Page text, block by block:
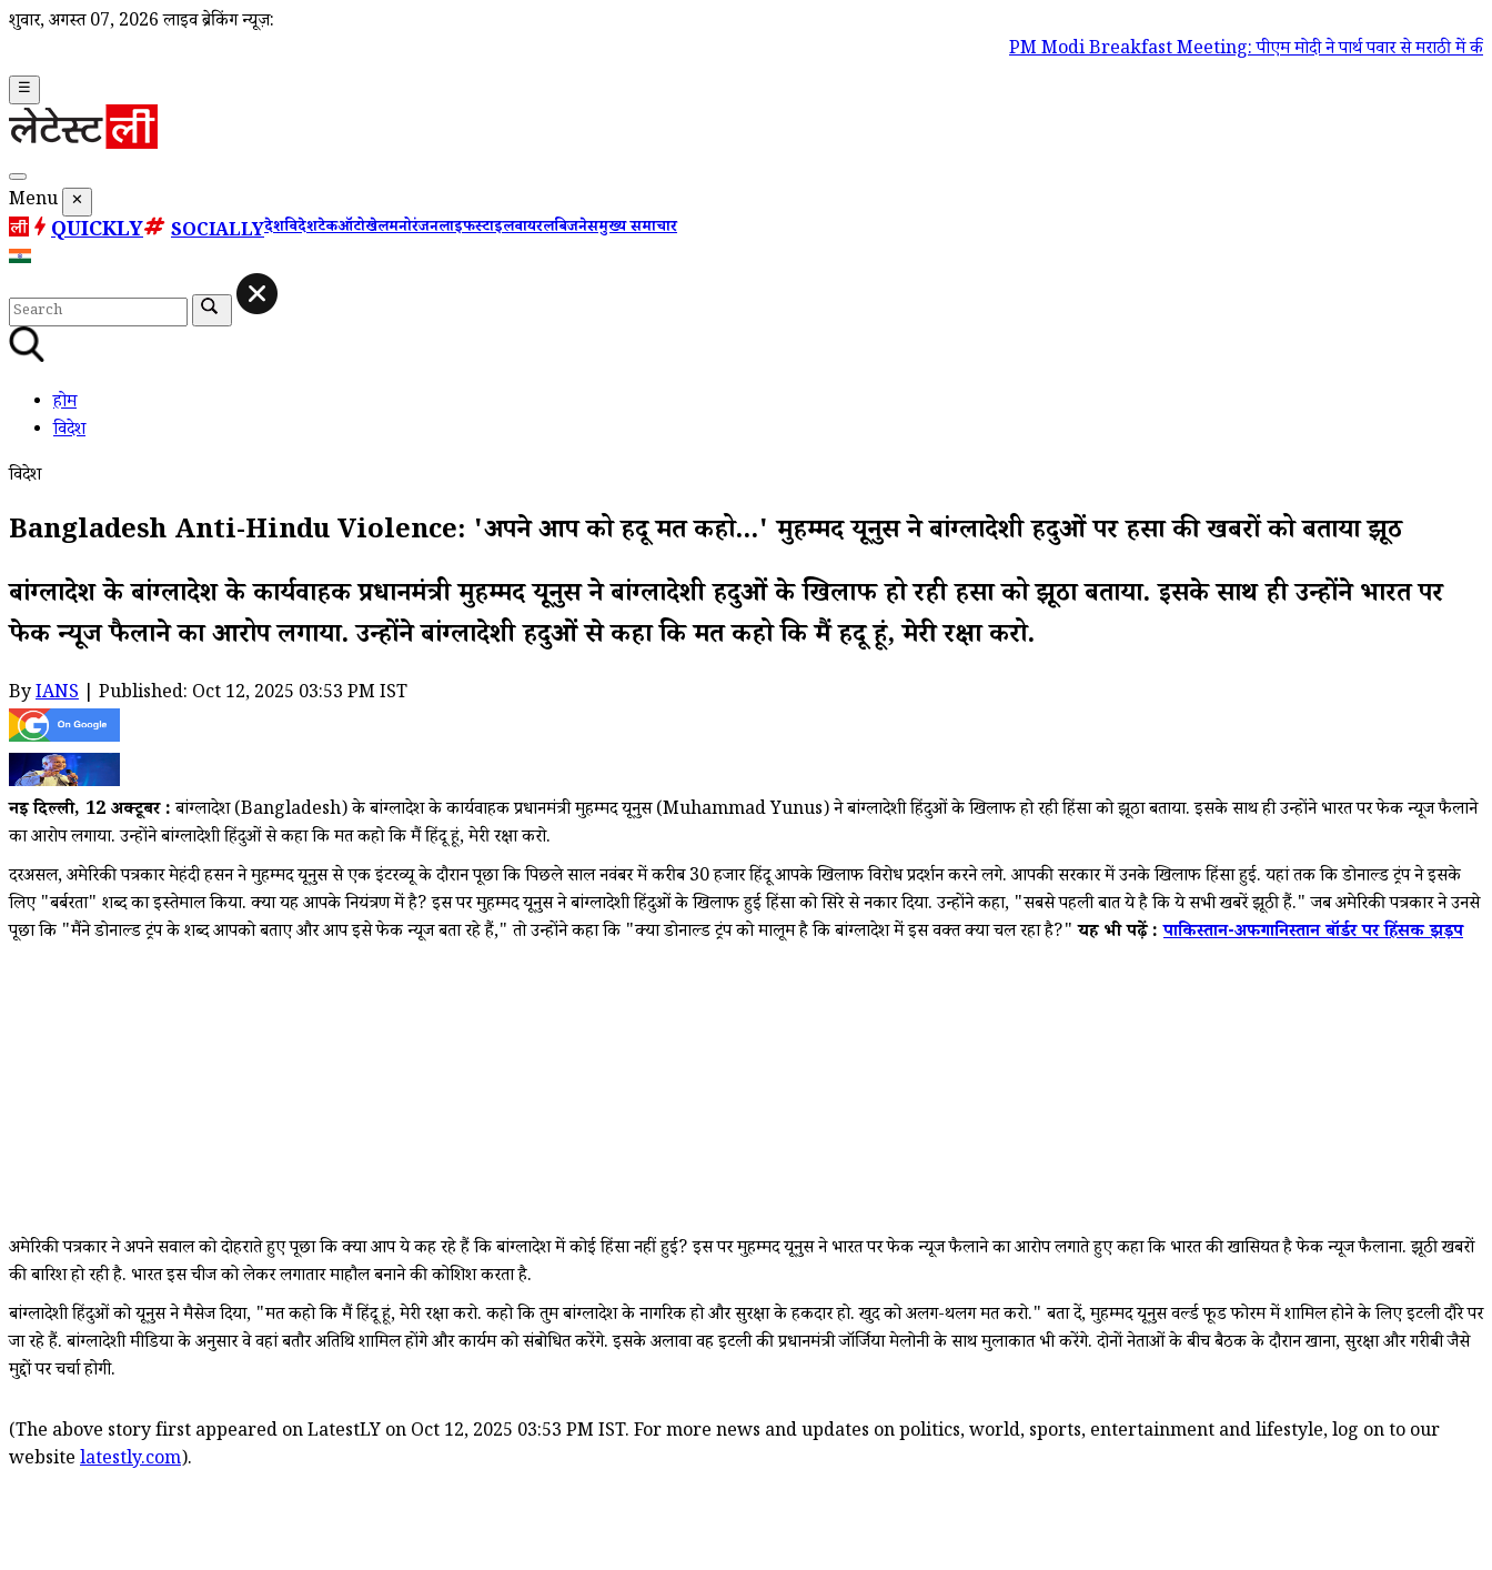
शुक्रवार, अगस्त 07, 2026 लाइव ब्रेकिंग न्यूज़:
PM Modi Breakfast Meeting: पीएम मोदी ने पार्थ पवार से मराठी में की बात,
☰
Menu ✕
QUICKLY SOCIALLYदेशविदेशटेकऑटोखेलमनोरंजनलाइफस्टाइलवायरलबिजनेसमुख्य समाचार
होम
विदेश
विदेश
Bangladesh Anti-Hindu Violence: 'अपने आप को हिंदू मत कहो...' मुहम्मद यूनुस ने बांग्लादेशी हिंदुओं पर हिंसा की खबरों को बताया झूठ
बांग्लादेश के बांग्लादेश के कार्यवाहक प्रधानमंत्री मुहम्मद यूनुस ने बांग्लादेशी हिंदुओं के खिलाफ हो रही हिंसा को झूठा बताया. इसके साथ ही उन्होंने भारत पर
फेक न्यूज फैलाने का आरोप लगाया. उन्होंने बांग्लादेशी हिंदुओं से कहा कि मत कहो कि मैं हिंदू हूं, मेरी रक्षा करो.
ByIANS | Published: Oct 12, 2025 03:53 PM IST
नई दिल्ली, 12 अक्टूबर :बांग्लादेश (Bangladesh) के बांग्लादेश के कार्यवाहक प्रधानमंत्री मुहम्मद यूनुस (Muhammad Yunus) ने बांग्लादेशी हिंदुओं के खिलाफ हो रही हिंसा को झूठा बताया. इसके साथ ही उन्होंने भारत पर फेक न्यूज फैलाने
का आरोप लगाया. उन्होंने बांग्लादेशी हिंदुओं से कहा कि मत कहो कि मैं हिंदू हूं, मेरी रक्षा करो.
दरअसल, अमेरिकी पत्रकार मेहंदी हसन ने मुहम्मद यूनुस से एक इंटरव्यू के दौरान पूछा कि पिछले साल नवंबर में करीब 30 हजार हिंदू आपके खिलाफ विरोध प्रदर्शन करने लगे. आपकी सरकार में उनके खिलाफ हिंसा हुई. यहां तक कि डोनाल्ड ट्रंप ने इसके
लिए "बर्बरता" शब्द का इस्तेमाल किया. क्या यह आपके नियंत्रण में है? इस पर मुहम्मद यूनुस ने बांग्लादेशी हिंदुओं के खिलाफ हुई हिंसा को सिरे से नकार दिया. उन्होंने कहा, "सबसे पहली बात ये है कि ये सभी खबरें झूठी हैं." जब अमेरिकी पत्रकार ने उनसे
पूछा कि "मैंने डोनाल्ड ट्रंप के शब्द आपको बताए और आप इसे फेक न्यूज बता रहे हैं," तो उन्होंने कहा कि "क्या डोनाल्ड ट्रंप को मालूम है कि बांग्लादेश में इस वक्त क्या चल रहा है?"यह भी पढ़ें :पाकिस्तान-अफगानिस्तान बॉर्डर पर हिंसक झड़प
अमेरिकी पत्रकार ने अपने सवाल को दोहराते हुए पूछा कि क्या आप ये कह रहे हैं कि बांग्लादेश में कोई हिंसा नहीं हुई? इस पर मुहम्मद यूनुस ने भारत पर फेक न्यूज फैलाने का आरोप लगाते हुए कहा कि भारत की खासियत है फेक न्यूज फैलाना. झूठी खबरों
की बारिश हो रही है. भारत इस चीज को लेकर लगातार माहौल बनाने की कोशिश करता है.
बांग्लादेशी हिंदुओं को यूनुस ने मैसेज दिया, "मत कहो कि मैं हिंदू हूं, मेरी रक्षा करो. कहो कि तुम बांग्लादेश के नागरिक हो और सुरक्षा के हकदार हो. खुद को अलग-थलग मत करो." बता दें, मुहम्मद यूनुस वर्ल्ड फूड फोरम में शामिल होने के लिए इटली दौरे पर
जा रहे हैं. बांग्लादेशी मीडिया के अनुसार वे वहां बतौर अतिथि शामिल होंगे और कार्यक्रम को संबोधित करेंगे. इसके अलावा वह इटली की प्रधानमंत्री जॉर्जिया मेलोनी के साथ मुलाकात भी करेंगे. दोनों नेताओं के बीच बैठक के दौरान खाना, सुरक्षा और गरीबी जैसे
मुद्दों पर चर्चा होगी.
(The above story first appeared on LatestLY on Oct 12, 2025 03:53 PM IST. For more news and updates on politics, world, sports, entertainment and lifestyle, log on to our
website latestly.com).